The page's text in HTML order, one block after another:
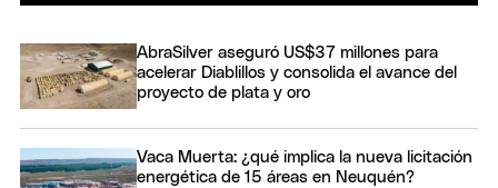
AbraSilver aseguró US$37 millones para
acelerar Diablillos y consolida el avance del
proyecto de plata y oro
Vaca Muerta: ¿qué implica la nueva licitación
energética de 15 áreas en Neuquén?